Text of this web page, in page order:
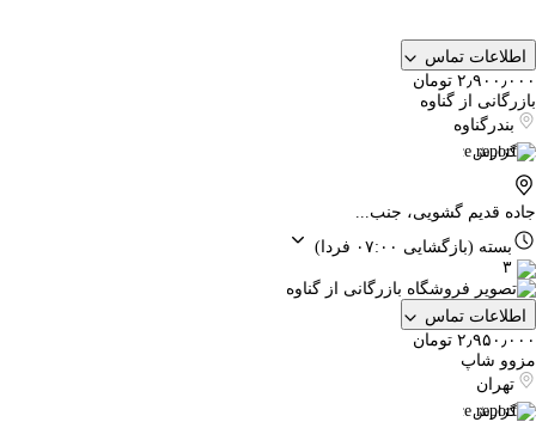
اطلاعات تماس
۲٫۹۰۰٫۰۰۰ تومان
بازرگانی از گناوه
بندرگناوه
گزارش
جاده قدیم گشویی، جنب...
بسته (بازگشایی ۰۷:۰۰ فردا)
۳
اطلاعات تماس
۲٫۹۵۰٫۰۰۰ تومان
مزوو شاپ
تهران
گزارش